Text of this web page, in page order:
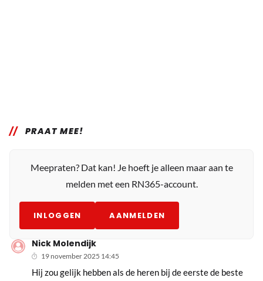
PRAAT MEE!
Meepraten? Dat kan! Je hoeft je alleen maar aan te
melden met een RN365-account.
INLOGGEN AANMELDEN
Nick Molendijk
19 november 2025 14:45
Hij zou gelijk hebben als de heren bij de eerste de beste